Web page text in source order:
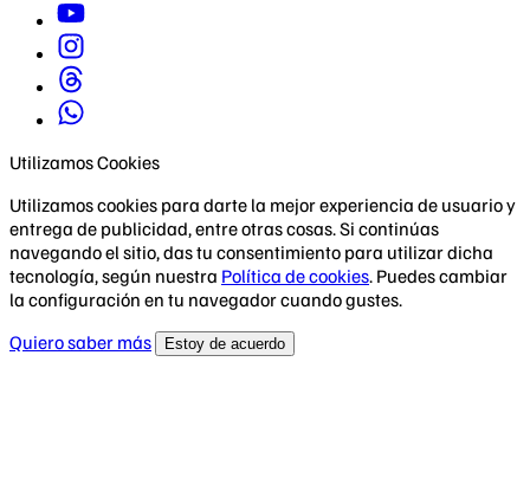
Utilizamos Cookies
Utilizamos cookies para darte la mejor experiencia de usuario y
entrega de publicidad, entre otras cosas. Si continúas
navegando el sitio, das tu consentimiento para utilizar dicha
tecnología, según nuestra Política de cookies. Puedes cambiar
la configuración en tu navegador cuando gustes.
Quiero saber más
Estoy de acuerdo